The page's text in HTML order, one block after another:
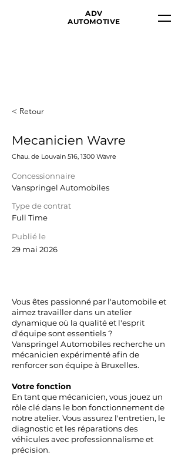
ADV
AUTOMOTIVE
< Retour
Mecanicien Wavre
Chau. de Louvain 516, 1300 Wavre
Concessionnaire
Vanspringel Automobiles
Type de contrat
Full Time
Publié le
29 mai 2026
Vous êtes passionné par l'automobile et
aimez travailler dans un atelier
dynamique où la qualité et l'esprit
d'équipe sont essentiels ?
Vanspringel Automobiles recherche un
mécanicien expérimenté afin de
renforcer son équipe à Bruxelles.
Votre fonction
En tant que mécanicien, vous jouez un
rôle clé dans le bon fonctionnement de
notre atelier. Vous assurez l'entretien, le
diagnostic et les réparations des
véhicules avec professionnalisme et
précision.